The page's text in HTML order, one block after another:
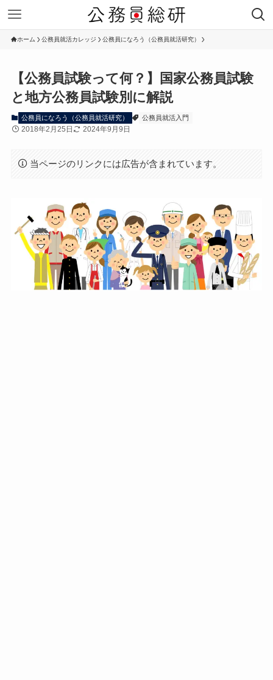
ホーム 公務員就活カレッジ 公務員になろう（公務員就活研究）
【公務員試験って何？】国家公務員試験
と地方公務員試験別に解説
公務員になろう（公務員就活研究） 公務員就活入門
2018年2月25日 2024年9月9日
当ページのリンクには広告が含まれています。